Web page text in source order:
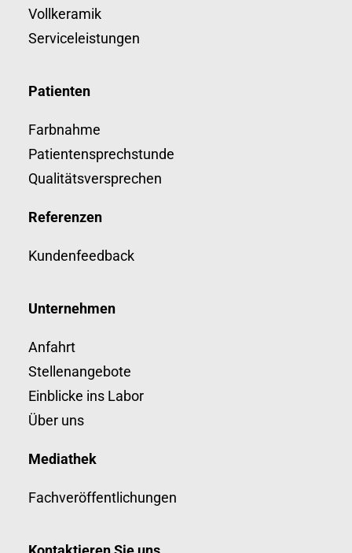
Vollkeramik
Serviceleistungen
Patienten
Farbnahme
Patientensprechstunde
Qualitätsversprechen
Referenzen
Kundenfeedback
Unternehmen
Anfahrt
Stellenangebote
Einblicke ins Labor
Über uns
Mediathek
Fachveröffentlichungen